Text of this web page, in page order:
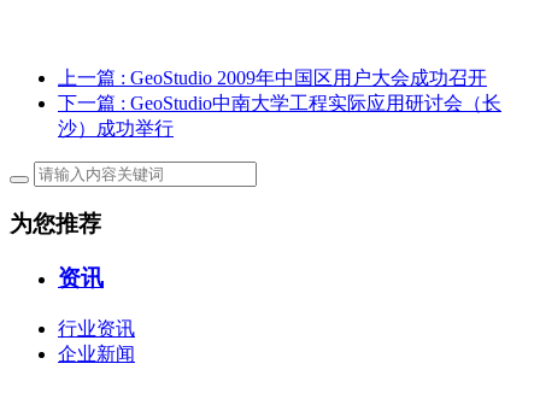
上一篇 : GeoStudio 2009年中国区用户大会成功召开
下一篇 : GeoStudio中南大学工程实际应用研讨会（长
沙）成功举行
为您推荐
资讯
行业资讯
企业新闻